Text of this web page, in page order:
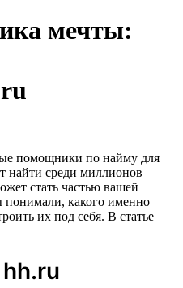
мечты:
помощники по найму для
найти среди миллионов
стать частью вашей
какого именно
их под себя. В статье